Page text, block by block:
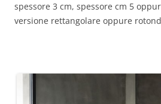
spessore 3 cm, spessore cm 5
versione rettangolare oppure